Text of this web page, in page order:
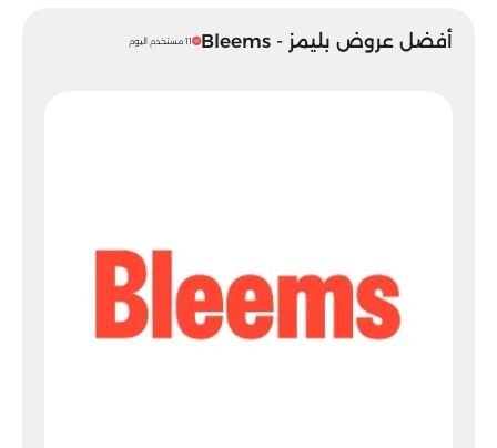
أفضل عروض بليمز - Bleems 11 مستخدم اليوم